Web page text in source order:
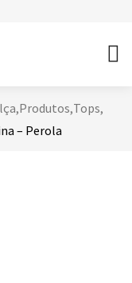
,Produtos,Tops,
– Perola